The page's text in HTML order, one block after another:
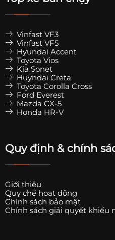
Không có bảo hành rõ ràng
Vì vậy, không phải thay
trọng là chọn gara uy tín
6. Khi nào nên
nào nên thay
Nên thay tại hãng
Gương có tích hợp ADAS,
Nên thay ngoài nếu:
Xe đã hết bảo hành
Vinfast VF3
Vinfast VF5
Hyundai Accent
Toyota Vios
Kia Sonet
Huyndai Creta
Toyota Corolla Cross
Ford Everest
Mazda CX-5
Honda HR-V
Quy định & chính
Giới thiệu
Quy chế hoạt động
Chính sách bảo mật
Chính sách giải quyết khiếu